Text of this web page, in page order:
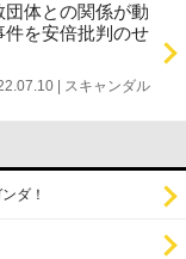
体との関係が動
を安倍批判のせ
| スキャンダル
ダ！